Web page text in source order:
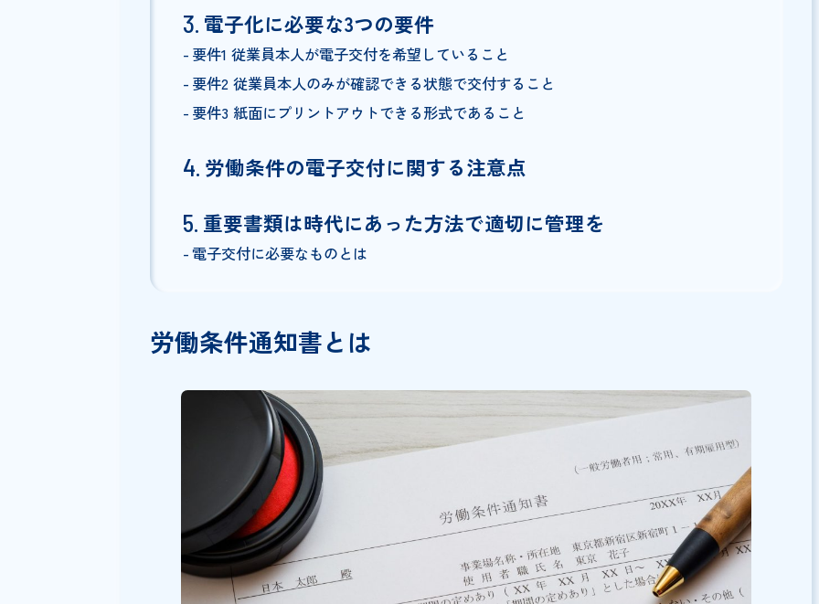
労働条件通知書とは
労働条件通知書の電子化による変更点
電子化に必要な3つの要件
要件2 従業員本人のみが確認できる状態で交付すること
労働条件の電子交付に関する注意点
重要書類は時代にあった方法で適切に管理を
電子交付に必要なものとは
労働条件通知書とは